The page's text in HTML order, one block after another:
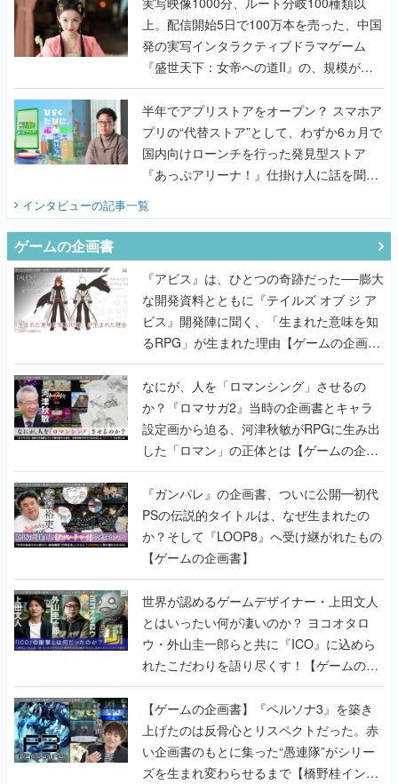
上。配信開始5日で100万本を売った、中国
発の実写インタラクティブドラマゲーム
『盛世天下：女帝への道II』の、規模が違
うこだわりをプロデューサーに聞いた
半年でアプリストアをオープン？ スマホア
プリの“代替ストア”として、わずか6ヵ月で
国内向けローンチを行った発見型ストア
『あっぷアリーナ！』仕掛け人に話を聞い
てみた
インタビューの記事一覧
ゲームの企画書
『アビス』は、ひとつの奇跡だった──膨大
な開発資料とともに『テイルズ オブ ジ ア
ビス』開発陣に聞く、「生まれた意味を知
るRPG」が生まれた理由【ゲームの企画
書】
なにが、人を「ロマンシング」させるの
か？『ロマサガ2』当時の企画書とキャラ
設定画から迫る、河津秋敏がRPGに生み出
した「ロマン」の正体とは【ゲームの企画
書】
『ガンパレ』の企画書、ついに公開━初代
PSの伝説的タイトルは、なぜ生まれたの
か？そして『LOOP8』へ受け継がれたもの
【ゲームの企画書】
世界が認めるゲームデザイナー・上田文人
とはいったい何が凄いのか？ ヨコオタロ
ウ・外山圭一郎らと共に『ICO』に込めら
れたこだわりを語り尽くす！【ゲームの企
画書】
【ゲームの企画書】『ペルソナ3』を築き
上げたのは反骨心とリスペクトだった。赤
い企画書のもとに集った“愚連隊”がシリー
ズを生まれ変わらせるまで【橋野桂インタ